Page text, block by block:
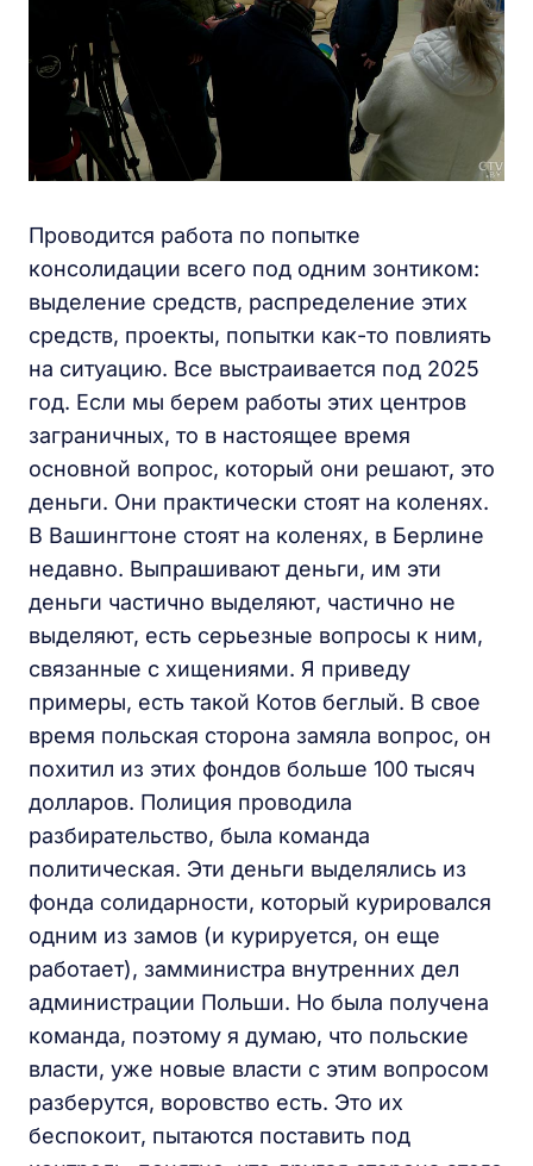
Проводится работа по попытке
консолидации всего под одним зонтиком:
выделение средств, распределение этих
средств, проекты, попытки как-то повлиять
на ситуацию. Все выстраивается под 2025
год. Если мы берем работы этих центров
заграничных, то в настоящее время
основной вопрос, который они решают, это
деньги. Они практически стоят на коленях.
В Вашингтоне стоят на коленях, в Берлине
недавно. Выпрашивают деньги, им эти
деньги частично выделяют, частично не
выделяют, есть серьезные вопросы к ним,
связанные с хищениями. Я приведу
примеры, есть такой Котов беглый. В свое
время польская сторона замяла вопрос, он
похитил из этих фондов больше 100 тысяч
долларов. Полиция проводила
разбирательство, была команда
политическая. Эти деньги выделялись из
фонда солидарности, который курировался
одним из замов (и курируется, он еще
работает), замминистра внутренних дел
администрации Польши. Но была получена
команда, поэтому я думаю, что польские
власти, уже новые власти с этим вопросом
разберутся, воровство есть. Это их
беспокоит, пытаются поставить под